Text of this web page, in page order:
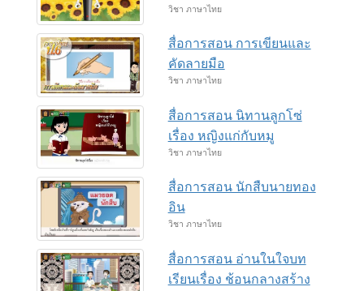
วิชา ภาษาไทย
สื่อการสอน การเขียนและ
คัดลายมือ
วิชา ภาษาไทย
สื่อการสอน นิทานลูกโซ่
เรื่อง หญิงแก่กับหมู
วิชา ภาษาไทย
สื่อการสอน นักสืบนายทอง
อิน
วิชา ภาษาไทย
สื่อการสอน อ่านในใจบท
เรียนเรื่อง ช้อนกลางสร้าง